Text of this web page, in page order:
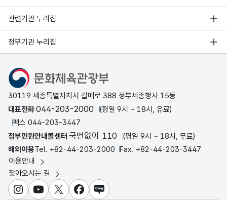
관련기관 누리집
정부기관 누리집
문화체육관광부
30119 세종특별자치시 갈매로 388 정부세종청사 15동
대표전화044-203-2000
(평일 9시 ~ 18시, 유료)
팩스 044-203-3447
정부민원안내콜센터 국번없이 110
(평일 9시 ~ 18시, 무료)
해외이용Tel. +82-44-203-2000 Fax. +82-44-203-3447
이용안내
찾아오시는 길
인스타그램
유튜브X 페이스북
블로그